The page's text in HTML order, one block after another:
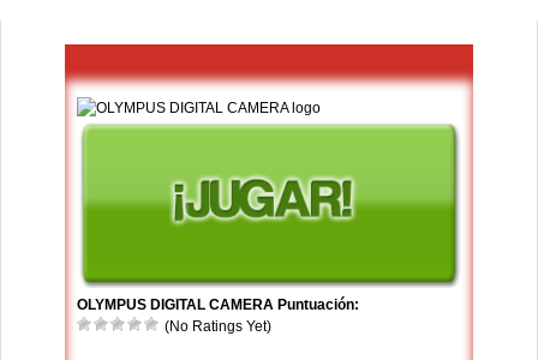
OLYMPUS DIGITAL CAMERA Puntuación:
(No Ratings Yet)